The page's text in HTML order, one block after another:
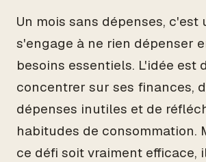
Un mois sans dépenses, c'est
s'engage à ne rien dépenser
besoins essentiels. L'idée est
concentrer sur ses finances,
dépenses inutiles et de
habitudes de consommation.
ce défi soit vraiment efficace,